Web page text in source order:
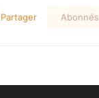
Partager Abonnés